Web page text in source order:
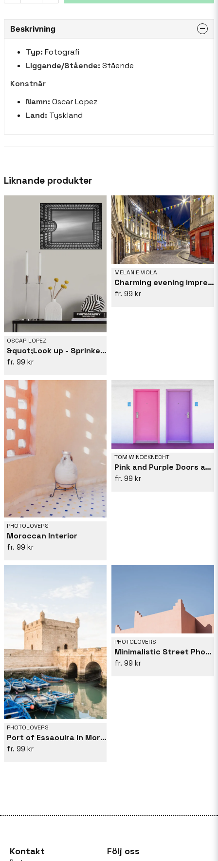
Beskrivning
Typ: Fotografi
Liggande/Stående: Stående
Konstnär
Namn: Oscar Lopez
Land: Tyskland
Liknande produkter
OSCAR LOPEZ
&quot;Look up - Sprinkenhof&quot;
99 kr
MELANIE VIOLA
Charming evening impression at West Bow, Victoria Street
99 kr
PHOTOLOVERS
Moroccan Interior
99 kr
TOM WINDEKNECHT
Pink and Purple Doors at the Saguaro
99 kr
PHOTOLOVERS
Port of Essaouira in Morocco
99 kr
PHOTOLOVERS
Minimalistic Street Photography In Morocco
99 kr
Kontakt Följ oss